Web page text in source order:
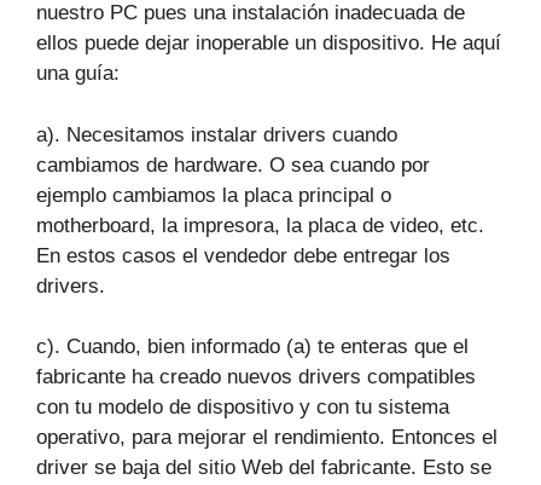
nuestro PC pues una instalación inadecuada de
ellos puede dejar inoperable un dispositivo. He aquí
una guía:
a). Necesitamos instalar drivers cuando
cambiamos de hardware. O sea cuando por
ejemplo cambiamos la placa principal o
motherboard, la impresora, la placa de video, etc.
En estos casos el vendedor debe entregar los
drivers.
c). Cuando, bien informado (a) te enteras que el
fabricante ha creado nuevos drivers compatibles
con tu modelo de dispositivo y con tu sistema
operativo, para mejorar el rendimiento. Entonces el
driver se baja del sitio Web del fabricante. Esto se